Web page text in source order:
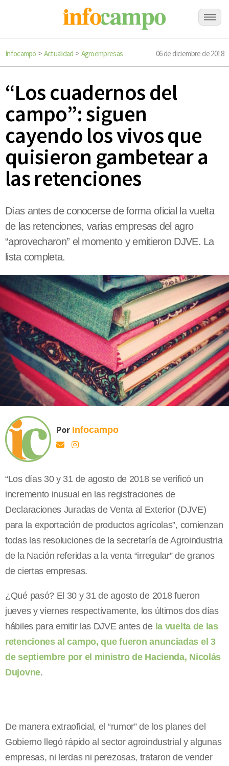
Infocampo > Actualidad > Agroempresas 06 de diciembre de 2018
“Los cuadernos del
campo”: siguen
cayendo los vivos que
quisieron gambetear a
las retenciones
Días antes de conocerse de forma oficial la vuelta
de las retenciones, varias empresas del agro
“aprovecharon” el momento y emitieron DJVE. La
lista completa.
Por Infocampo
“Los días 30 y 31 de agosto de 2018 se verificó un
incremento inusual en las registraciones de
Declaraciones Juradas de Venta al Exterior (DJVE)
para la exportación de productos agrícolas”, comienzan
todas las resoluciones de la secretaría de Agroindustria
de la Nación referidas a la venta “irregular” de granos
de ciertas empresas.
¿Qué pasó? El 30 y 31 de agosto de 2018 fueron
jueves y viernes respectivamente, los últimos dos días
hábiles para emitir las DJVE antes de la vuelta de las
retenciones al campo, que fueron anunciadas el 3
de septiembre por el ministro de Hacienda, Nicolás
Dujovne.
De manera extraoficial, el “rumor” de los planes del
Gobierno llegó rápido al sector agroindustrial y algunas
empresas, ni lerdas ni perezosas, trataron de vender